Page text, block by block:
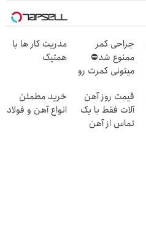
جراحی کمر
ممنوع شد⛔
میتونی کمرت رو
کنی! 👈🏻
پرسش‌نامه
مدریت کار ها با
همتیک
قیمت روز آهن
آلات فقط با یک
تماس از آهن
خرید مطمئن
انواع آهن و فولاد